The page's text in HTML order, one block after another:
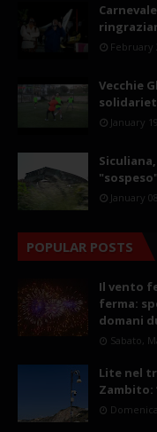
February
Vecchie
January
"sospeso"
January
POPULAR POSTS
Il vento
ferma:
domani
Sabato,
Lite nel
Zambito: